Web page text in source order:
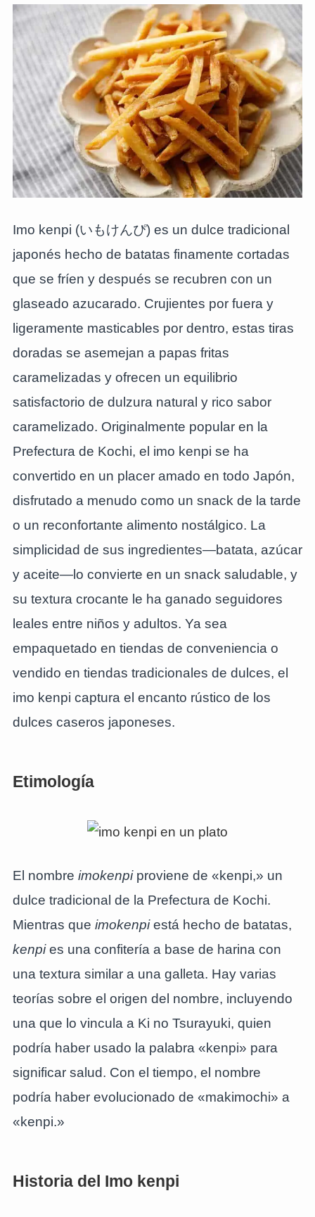
Imo kenpi (いもけんぴ) es un dulce tradicional
japonés hecho de batatas finamente cortadas
que se fríen y después se recubren con un
glaseado azucarado. Crujientes por fuera y
ligeramente masticables por dentro, estas tiras
doradas se asemejan a papas fritas
caramelizadas y ofrecen un equilibrio
satisfactorio de dulzura natural y rico sabor
caramelizado. Originalmente popular en la
Prefectura de Kochi, el imo kenpi se ha
convertido en un placer amado en todo Japón,
disfrutado a menudo como un snack de la tarde
o un reconfortante alimento nostálgico. La
simplicidad de sus ingredientes—batata, azúcar
y aceite—lo convierte en un snack saludable, y
su textura crocante le ha ganado seguidores
leales entre niños y adultos. Ya sea
empaquetado en tiendas de conveniencia o
vendido en tiendas tradicionales de dulces, el
imo kenpi captura el encanto rústico de los
dulces caseros japoneses.
Etimología
El nombre imokenpiproviene de «kenpi,» un
dulce tradicional de la Prefectura de Kochi.
Mientras que imokenpiestá hecho de batatas,
kenpies una confitería a base de harina con
una textura similar a una galleta. Hay varias
teorías sobre el origen del nombre, incluyendo
una que lo vincula a Ki no Tsurayuki, quien
podría haber usado la palabra «kenpi» para
significar salud. Con el tiempo, el nombre
podría haber evolucionado de «makimochi» a
«kenpi.»
Historia del Imo kenpi